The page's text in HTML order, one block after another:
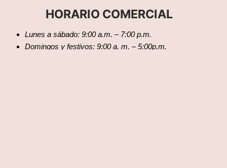
HORARIO COMERCIAL
Lunes a sábado: 9:00 a.m. – 7:00 p.m.
Domingos y festivos: 9:00 a. m. – 5:00p.m.